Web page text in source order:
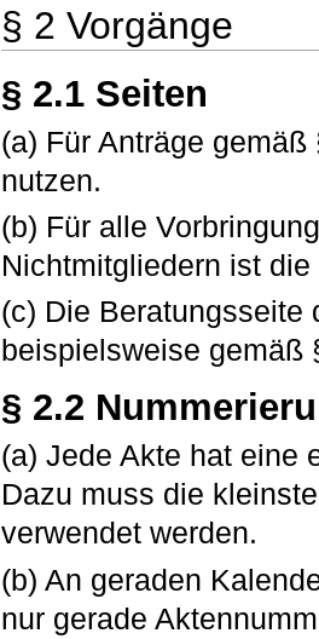
§ 2 Vorgänge
§ 2.1 Seiten
(a) Für Anträge
nutzen.
(b) Für alle
Nichtmitgliedern ist
(c) Die Beratungsseite
beispielsweise gemäß
§ 2.2
(a) Jede Akte hat eine
Dazu muss die
verwendet werden.
(b) An geraden
nur gerade